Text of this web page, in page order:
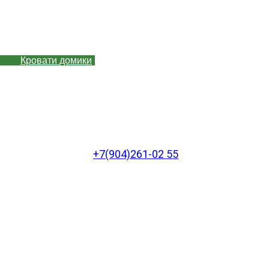
+7(904)261-02 55
Кровати домики